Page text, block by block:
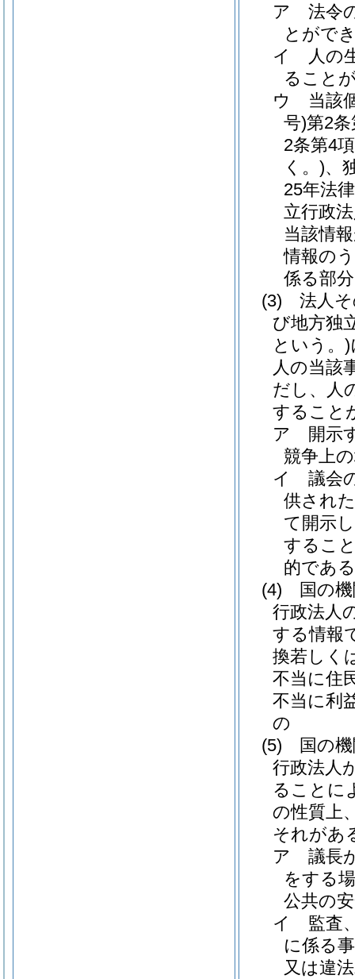
ア
法令
とがで
イ
人の
ること
ウ
当該
号)第2
2条第4
く。)、
25年法
立行政
当該情
情報の
係る部分
(3)
法人
び地方独
という。)
人の当該
だし、人
すること
ア
開示
競争上
イ
議会
供され
て開示
するこ
的であ
(4)
国の
行政法人
する情報
換若しく
不当に住
不当に利
の
(5)
国の
行政法人
ることに
の性質上
それがあ
ア
議長
をする
公共の
イ
監査
に係る
又は違